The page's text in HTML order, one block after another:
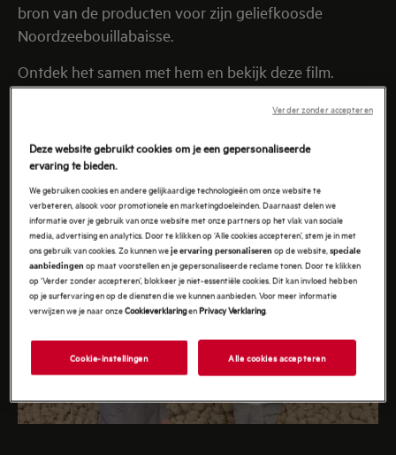
bron van de producten voor zijn geliefkoosde
Noordzeebouillabaisse.
Ontdek het samen met hem en bekijk deze film.
Deze website gebruikt cookies om je een gepersonaliseerde
ervaring te bieden.
We gebruiken cookies en andere gelijkaardige technologieën om onze website te
verbeteren, alsook voor promotionele en marketingdoeleinden. Daarnaast delen we
informatie over je gebruik van onze website met onze partners op het vlak van sociale
media, advertising en analytics. Door te klikken op ‘Alle cookies accepteren’, stem je in met
ons gebruik van cookies. Zo kunnen weje ervaring personaliseren op de website,speciale
aanbiedingen op maat voorstellen en je gepersonaliseerde reclame tonen. Door te klikken
op ‘Verder zonder accepteren’, blokkeer je niet-essentiële cookies. Dit kan invloed hebben
op je surfervaring en op de diensten die we kunnen aanbieden. Voor meer informatie
verwijzen we je naar onzeCookieverklaringenPrivacy Verklaring.
Cookie-instellingen Alle cookies accepteren
Verder zonder accepteren